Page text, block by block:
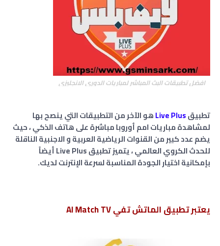
افضل تطبيقات البث المباشر لمباريات الدوري الانجليزي
تطبيق
هو الآخر من التطبيقات التي ينصح بها
لمشاهدة مباريات امم أوروبا مباشرة على هاتف الذكي ، حيث
يضم عدد كبير من القنوات الرياضية العربية و الاجنبية الناقلة
للحدث الكروي العالمي ، يتميز تطبيق Live Plus أيضاً
بإمكانية اختيار الجودة المناسبة لسرعة الإنترنت لديك.
يعتبر تطبيق الماتش تفي Al Match TV